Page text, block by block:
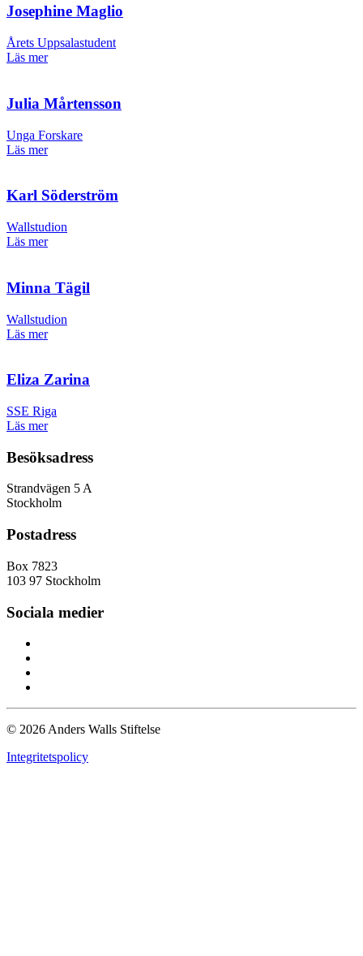
Josephine Maglio
Årets Uppsalastudent
Läs mer
Julia Mårtensson
Unga Forskare
Läs mer
Karl Söderström
Wallstudion
Läs mer
Minna Tägil
Wallstudion
Läs mer
Eliza Zarina
SSE Riga
Läs mer
Besöksadress
Strandvägen 5 A
Stockholm
Postadress
Box 7823
103 97 Stockholm
Sociala medier
© 2026 Anders Walls Stiftelse
Integritetspolicy